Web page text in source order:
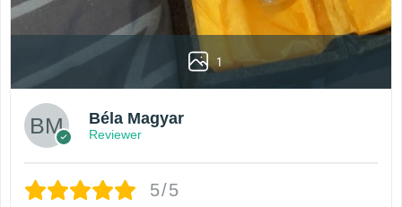
1
Béla Magyar
Reviewer
5/5